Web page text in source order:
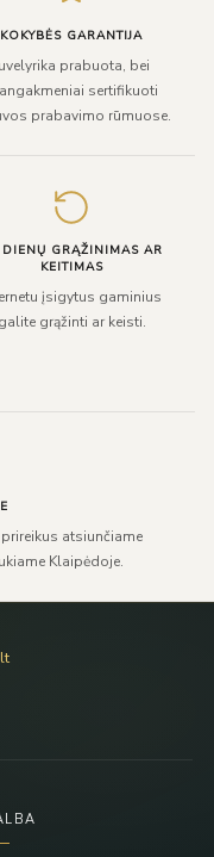
KOKYBĖS GARANTIJA
prabuota, bei
sertifikuoti
prabavimo rūmuose.
GRĄŽINIMAS AR
KEITIMAS
įsigytus gaminius
galite grąžinti ar keisti.
atsiunčiame
Klaipėdoje.